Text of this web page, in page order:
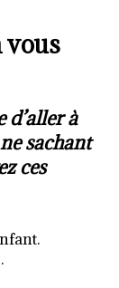
vous
d’aller à
sachant
ces